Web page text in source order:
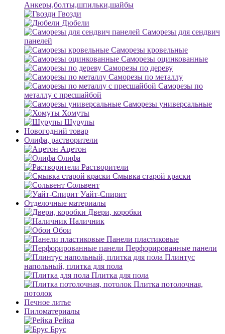
Анкеры,болты,шпильки,шайбы
Гвозди
Дюбели
Саморезы для сендвич
панелей
Саморезы кровельные
Саморезы оцинкованные
Саморезы по дереву
Саморезы по металлу
Саморезы по
металлу с пресшайбой
Саморезы универсальные
Хомуты
Шурупы
Новогодний товар
Олифа, растворители
Ацетон
Олифа
Растворители
Смывка старой краски
Сольвент
Уайт-Спирит
Отделочные материалы
Двери, коробки
Наличник
Обои
Панели пластиковые
Перфорированные панели
Плинтус
напольный, плитка для пола
Плитка для пола
Плитка потолочная,
потолок
Печное литье
Пиломатериалы
Рейка
Брус